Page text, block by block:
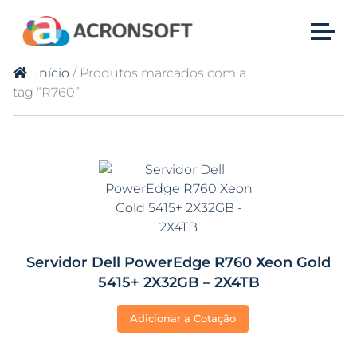
Início / Produtos marcados com a
tag “R760”
Servidor Dell PowerEdge R760 Xeon Gold
5415+ 2X32GB – 2X4TB
Adicionar a Cotação